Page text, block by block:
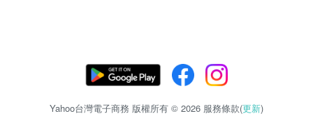
Yahoo台灣電子商務 版權所有 © 2026 服務條款(更新)